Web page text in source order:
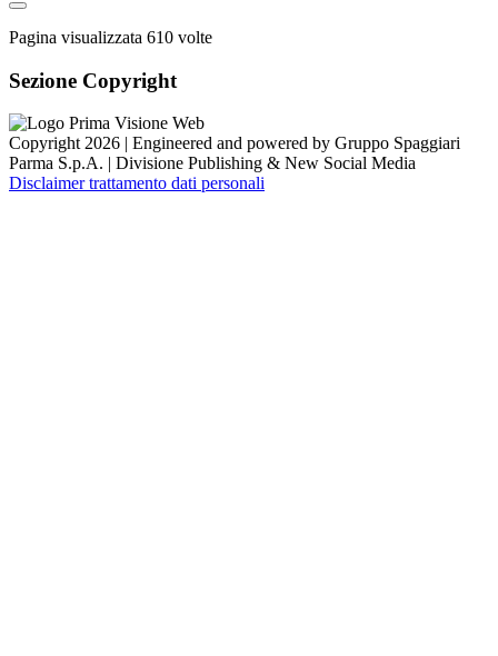
Pagina visualizzata 610 volte
Sezione Copyright
Copyright 2026 | Engineered and powered by Gruppo Spaggiari
Parma S.p.A. | Divisione Publishing & New Social Media
Disclaimer trattamento dati personali